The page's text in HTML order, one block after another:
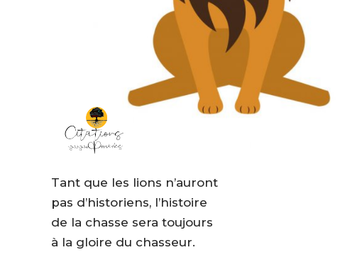
Tant que les lions n’auront
pas d’historiens, l’histoire
de la chasse sera toujours
à la gloire du chasseur.